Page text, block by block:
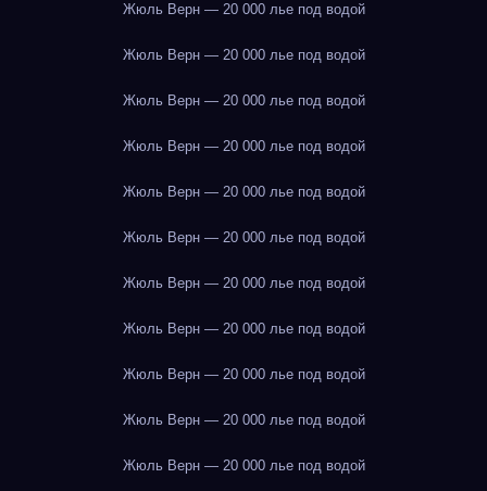
Жюль Верн — 20 000 лье под водой
Жюль Верн — 20 000 лье под водой
Жюль Верн — 20 000 лье под водой
Жюль Верн — 20 000 лье под водой
Жюль Верн — 20 000 лье под водой
Жюль Верн — 20 000 лье под водой
Жюль Верн — 20 000 лье под водой
Жюль Верн — 20 000 лье под водой
Жюль Верн — 20 000 лье под водой
Жюль Верн — 20 000 лье под водой
Жюль Верн — 20 000 лье под водой